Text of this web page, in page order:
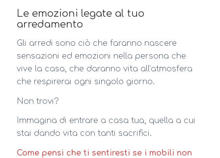
Le emozioni legate al tuo
arredamento
Gli arredi sono ciò che faranno nascere
sensazioni ed emozioni nella persona che
vive la casa, che daranno vita all’atmosfera
che respirerai ogni singolo giorno.
Non trovi?
Immagina di entrare a casa tua, quella a cui
stai dando vita con tanti sacrifici.
Come pensi che ti sentiresti se i mobili non